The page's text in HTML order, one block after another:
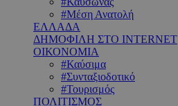
#Μέση Ανατολή
ΕΛΛΑΔΑ
ΔΗΜΟΦΙΛΗ ΣΤΟ INTERNET
ΟΙΚΟΝΟΜΙΑ
#Καύσιμα
#Συνταξιοδοτικό
#Τουρισμός
ΠΟΛΙΤΙΣΜΟΣ